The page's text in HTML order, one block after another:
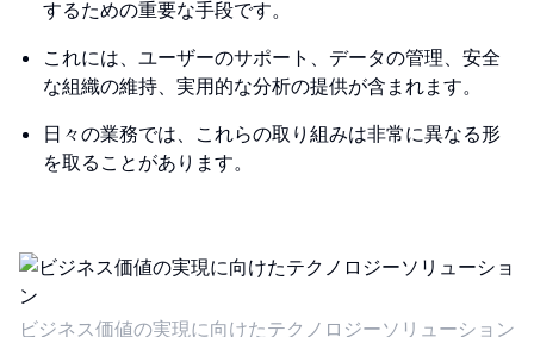
するための重要な手段です。
これには、ユーザーのサポート、データの管理、安全
な組織の維持、実用的な分析の提供が含まれます。
日々の業務では、これらの取り組みは非常に異なる形
を取ることがあります。
ビジネス価値の実現に向けたテクノロジーソリューション